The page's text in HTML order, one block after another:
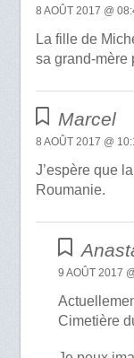
8 AOÛT 2017 @
La fille de
sa grand-mère
Marcel
8 AOÛT 2017 @
J’espère que
Roumanie.
9 AOÛT 2017
Cimetière